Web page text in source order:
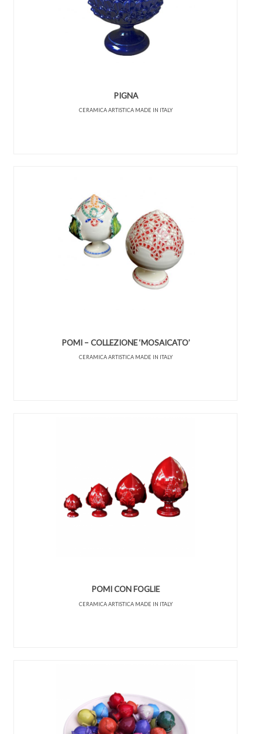
PIGNA
CERAMICA ARTISTICA MADE IN ITALY
POMI – COLLEZIONE ‘MOSAICATO’
CERAMICA ARTISTICA MADE IN ITALY
POMI CON FOGLIE
CERAMICA ARTISTICA MADE IN ITALY